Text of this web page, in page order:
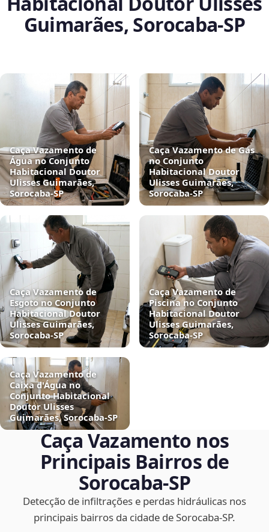
Guimarães, Sorocaba‑SP
Caça Vazamento de
Água no Conjunto
Habitacional Doutor
Ulisses Guimarães,
Sorocaba‑SP
Caça Vazamento de Gás
no Conjunto
Habitacional Doutor
Ulisses Guimarães,
Sorocaba‑SP
Caça Vazamento de
Esgoto no Conjunto
Habitacional Doutor
Ulisses Guimarães,
Sorocaba‑SP
Caça Vazamento de
Piscina no Conjunto
Habitacional Doutor
Ulisses Guimarães,
Sorocaba‑SP
Caça Vazamento de
Caixa d'Água no
Conjunto Habitacional
Doutor Ulisses
Guimarães, Sorocaba‑SP
Caça Vazamento nos
Principais Bairros de
Sorocaba‑SP
Detecção de infiltrações e perdas hidráulicas nos
principais bairros da cidade de Sorocaba‑SP.